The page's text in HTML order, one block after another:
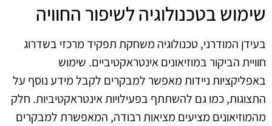
שימוש בטכנולוגיה לשיפור החוויה
בעידן המודרני, טכנולוגיה משחקת תפקיד מרכזי בשדרוג
חוויית הביקור במוזיאונים אינטראקטיביים. שימוש
באפליקציות ניידות מאפשר למבקרים לקבל מידע נוסף על
התצוגות, כמו גם להשתתף בפעילויות אינטראקטיביות. חלק
מהמוזיאונים מציעים מציאות רבודה, המאפשרת למבקרים